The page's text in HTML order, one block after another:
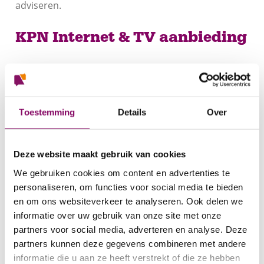
Toestemming Details Over
Deze website maakt gebruik van cookies
We gebruiken cookies om content en advertenties te
personaliseren, om functies voor social media te bieden
en om ons websiteverkeer te analyseren. Ook delen we
informatie over uw gebruik van onze site met onze
partners voor social media, adverteren en analyse. Deze
partners kunnen deze gegevens combineren met andere
informatie die u aan ze heeft verstrekt of die ze hebben
adviseren.
KPN Internet & TV aanbieding
samen dat helemaal past bij jouw wensen. Je kiest
zelf wat je nodig hebt én hoe flexibel je wilt zijn.
Ga je voor een 1- of 2-jarig internetabonnement?
geen verplichtingen? Kies dan voor een maandelijks
opzegbaar abonnement, zonder cadeau.
MetKPN TV+kijk je naar alle populaire zenders,
inclusief ESPN 1. Bovendien is KPN TV maandelijks
aanpasbaar of opzegbaar, zodat je nergens aan
vastzit.